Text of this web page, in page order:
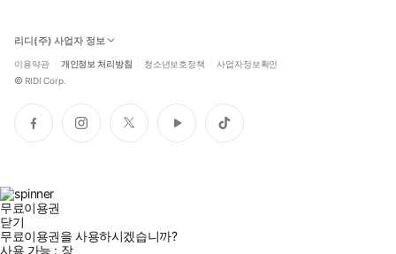
리디(주) 사업자 정보
이용약관 개인정보 처리방침 청소년보호정책 사업자정보확인
© RIDI Corp.
페
이
인
스
트
위
유
튜
틱
톡
무료이용권
닫기
무료이용권을 사용하시겠습니까?
사용 가능 : 장